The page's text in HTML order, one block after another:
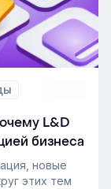
L&D
бизнеса
новые
этих тем